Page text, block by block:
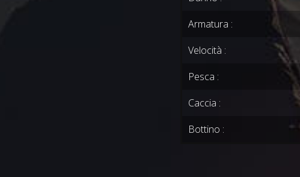
Armatura :
Velocità :
Pesca :
Caccia :
Bottino :